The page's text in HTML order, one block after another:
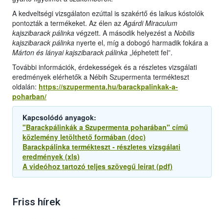
A kedveltségi vizsgálaton ezúttal is szakértő és laikus kóstolók
pontozták a termékeket. Az élen azAgárdi Miraculum
kajszibarack pálinka végzett. A második helyezést a Nobilis
kajszibarack pálinka nyerte el, míg a dobogó harmadik fokára a
Márton és lányai kajszibarack pálinka „léphetett fel”.
További információk, érdekességek és a részletes vizsgálati
eredmények elérhetők a Nébih Szupermenta termékteszt
oldalán: https://szupermenta.hu/barackpalinkak-a-
poharban/
Kapcsolódó anyagok:
"Barackpálinkák a Szupermenta poharában" című
közlemény letölthető formában (doc)
Barackpálinka termékteszt - részletes vizsgálati
eredmények (xls)
A videóhoz tartozó teljes szövegű leirat (pdf)
Friss hírek